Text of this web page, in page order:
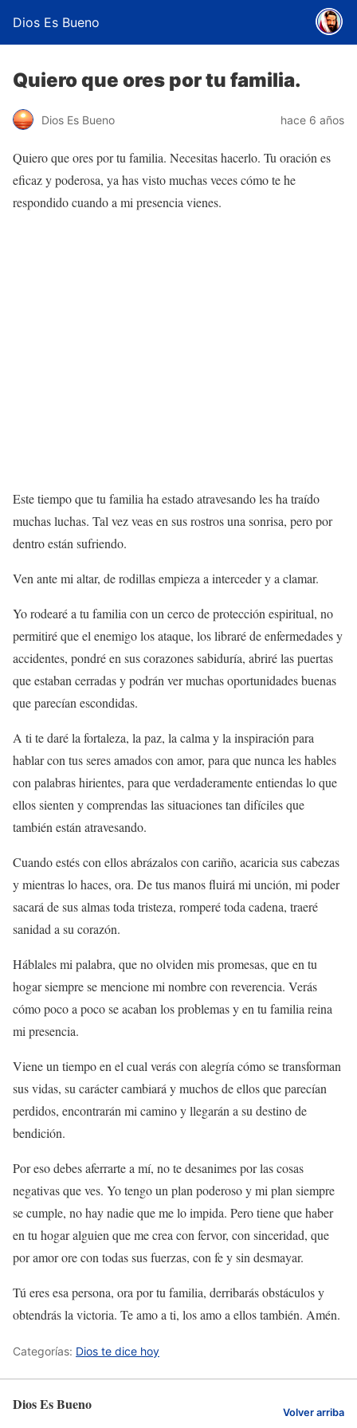
Dios Es Bueno
Quiero que ores por tu familia.
Dios Es Bueno hace 6 años
Quiero que ores por tu familia. Necesitas hacerlo. Tu oración es
eficaz y poderosa, ya has visto muchas veces cómo te he
respondido cuando a mi presencia vienes.
Este tiempo que tu familia ha estado atravesando les ha traído
muchas luchas. Tal vez veas en sus rostros una sonrisa, pero por
dentro están sufriendo.
Ven ante mi altar, de rodillas empieza a interceder y a clamar.
Yo rodearé a tu familia con un cerco de protección espiritual, no
permitiré que el enemigo los ataque, los libraré de enfermedades y
accidentes, pondré en sus corazones sabiduría, abriré las puertas
que estaban cerradas y podrán ver muchas oportunidades buenas
que parecían escondidas.
A ti te daré la fortaleza, la paz, la calma y la inspiración para
hablar con tus seres amados con amor, para que nunca les hables
con palabras hirientes, para que verdaderamente entiendas lo que
ellos sienten y comprendas las situaciones tan difíciles que
también están atravesando.
Cuando estés con ellos abrázalos con cariño, acaricia sus cabezas
y mientras lo haces, ora. De tus manos fluirá mi unción, mi poder
sacará de sus almas toda tristeza, romperé toda cadena, traeré
sanidad a su corazón.
Háblales mi palabra, que no olviden mis promesas, que en tu
hogar siempre se mencione mi nombre con reverencia. Verás
cómo poco a poco se acaban los problemas y en tu familia reina
mi presencia.
Viene un tiempo en el cual verás con alegría cómo se transforman
sus vidas, su carácter cambiará y muchos de ellos que parecían
perdidos, encontrarán mi camino y llegarán a su destino de
bendición.
Por eso debes aferrarte a mí, no te desanimes por las cosas
negativas que ves. Yo tengo un plan poderoso y mi plan siempre
se cumple, no hay nadie que me lo impida. Pero tiene que haber
en tu hogar alguien que me crea con fervor, con sinceridad, que
por amor ore con todas sus fuerzas, con fe y sin desmayar.
Tú eres esa persona, ora por tu familia, derribarás obstáculos y
obtendrás la victoria. Te amo a ti, los amo a ellos también. Amén.
Categorías: Dios te dice hoy
Dios Es Bueno Volver arriba